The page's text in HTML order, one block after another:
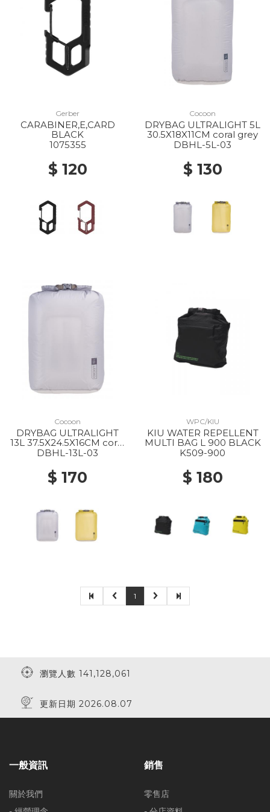
Gerber
CARABINER,E,CARD
BLACK
1075355
$ 120
Cocoon
DRYBAG ULTRALIGHT 5L
30.5X18X11CM coral grey
DBHL-5L-03
$ 130
Cocoon
DRYBAG ULTRALIGHT
13L 37.5X24.5X16CM coral
grey
DBHL-13L-03
$ 170
WPC/KIU
KIU WATER REPELLENT
MULTI BAG L 900 BLACK
K509-900
$ 180
1
瀏覽人數 141,128,061
更新日期 2026.08.07
一般資訊
關於我們
銷售
零售店